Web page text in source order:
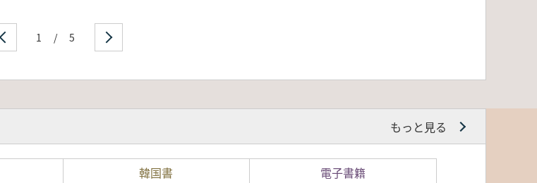
1 / 5
もっと見る
韓国書 電子書籍